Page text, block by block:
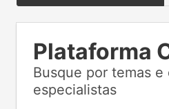
Plataforma
Busque por temas e
especialistas